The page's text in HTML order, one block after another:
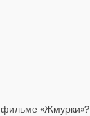
«Жмурки»?